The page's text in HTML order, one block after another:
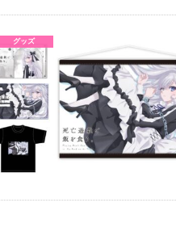
グッズ